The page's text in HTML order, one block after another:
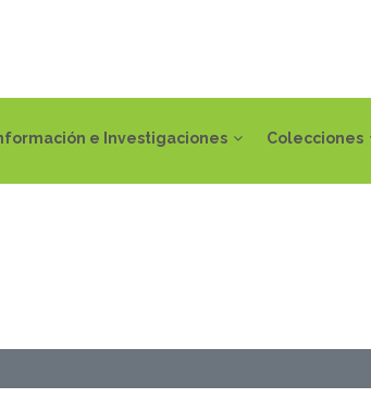
e Investigaciones Colecciones